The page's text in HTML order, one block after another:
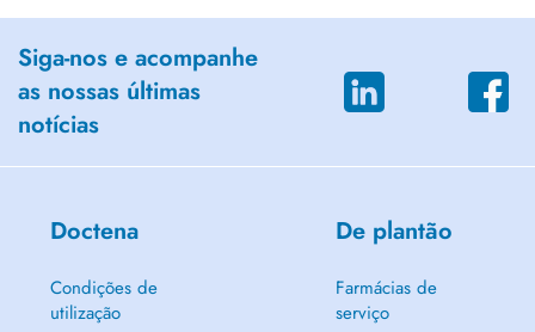
Siga-nos e acompanhe
as nossas últimas
notícias
Doctena
Condições de
utilização
De plantão
Farmácias de
serviço